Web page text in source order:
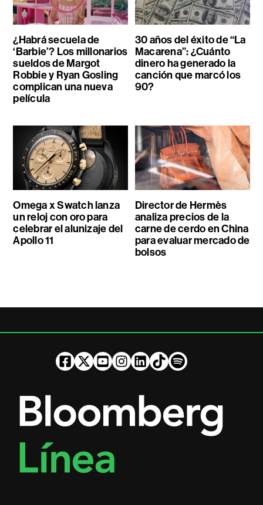
¿Habrá secuela de
‘Barbie’? Los millonarios
sueldos de Margot
Robbie y Ryan Gosling
complican una nueva
película
30 años del éxito de “La
Macarena”: ¿Cuánto
dinero ha generado la
canción que marcó los
90?
Omega x Swatch lanza
un reloj con oro para
celebrar el alunizaje del
Apollo 11
Director de Hermès
analiza precios de la
carne de cerdo en China
para evaluar mercado de
bolsos